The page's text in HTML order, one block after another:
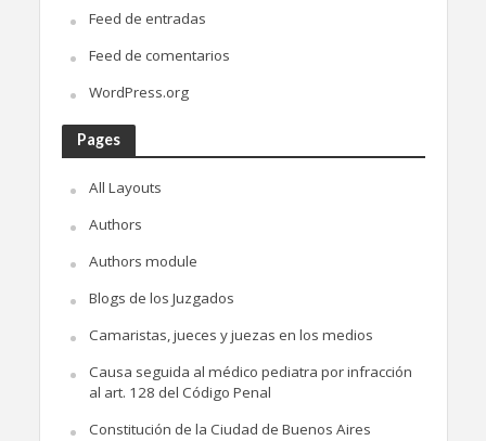
Feed de entradas
Feed de comentarios
WordPress.org
Pages
All Layouts
Authors
Authors module
Blogs de los Juzgados
Camaristas, jueces y juezas en los medios
Causa seguida al médico pediatra por infracción
al art. 128 del Código Penal
Constitución de la Ciudad de Buenos Aires